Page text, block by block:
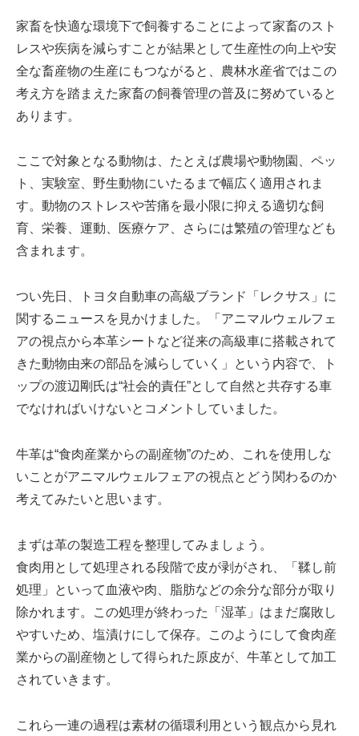
家畜を快適な環境下で飼養することによって家畜のスト
レスや疾病を減らすことが結果として生産性の向上や安
全な畜産物の生産にもつながると、農林水産省ではこの
考え方を踏まえた家畜の飼養管理の普及に努めていると
あります。
ここで対象となる動物は、たとえば農場や動物園、ペッ
ト、実験室、野生動物にいたるまで幅広く適用されま
す。動物のストレスや苦痛を最小限に抑える適切な飼
育、栄養、運動、医療ケア、さらには繁殖の管理なども
含まれます。
つい先日、トヨタ自動車の高級ブランド「レクサス」に
関するニュースを見かけました。「アニマルウェルフェ
アの視点から本革シートなど従来の高級車に搭載されて
きた動物由来の部品を減らしていく」という内容で、ト
ップの渡辺剛氏は“社会的責任”として自然と共存する車
でなければいけないとコメントしていました。
牛革は“食肉産業からの副産物”のため、これを使用しな
いことがアニマルウェルフェアの視点とどう関わるのか
考えてみたいと思います。
まずは革の製造工程を整理してみましょう。
食肉用として処理される段階で皮が剥がされ、「鞣し前
処理」といって血液や肉、脂肪などの余分な部分が取り
除かれます。この処理が終わった「湿革」はまだ腐敗し
やすいため、塩漬けにして保存。このようにして食肉産
業からの副産物として得られた原皮が、牛革として加工
されていきます。
これら一連の過程は素材の循環利用という観点から見れ